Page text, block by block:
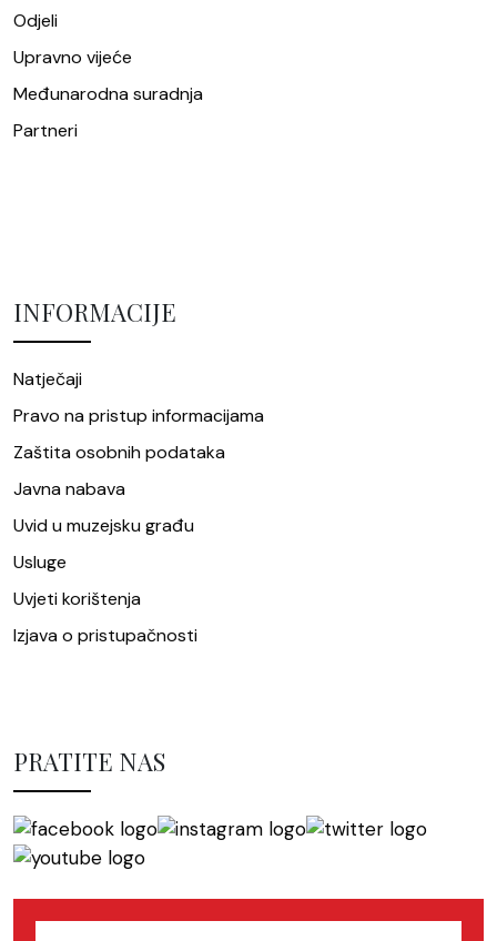
Odjeli
Upravno vijeće
Međunarodna suradnja
Partneri
INFORMACIJE
Natječaji
Pravo na pristup informacijama
Zaštita osobnih podataka
Javna nabava
Uvid u muzejsku građu
Usluge
Uvjeti korištenja
Izjava o pristupačnosti
PRATITE NAS